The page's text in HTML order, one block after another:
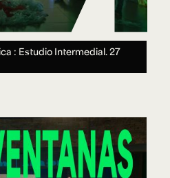
: Estudio Intermedial.27